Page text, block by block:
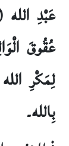
عَبْدِ
عُقُوقَ
لِمَكْرِ
بِالله۔